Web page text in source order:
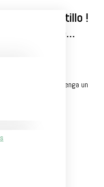
Castillo !
gran día ! Fe…
! Esperamos que tenga un